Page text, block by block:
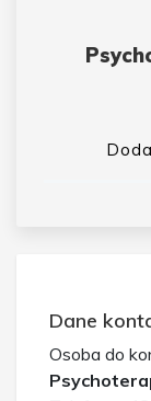
Dane
Osoba do